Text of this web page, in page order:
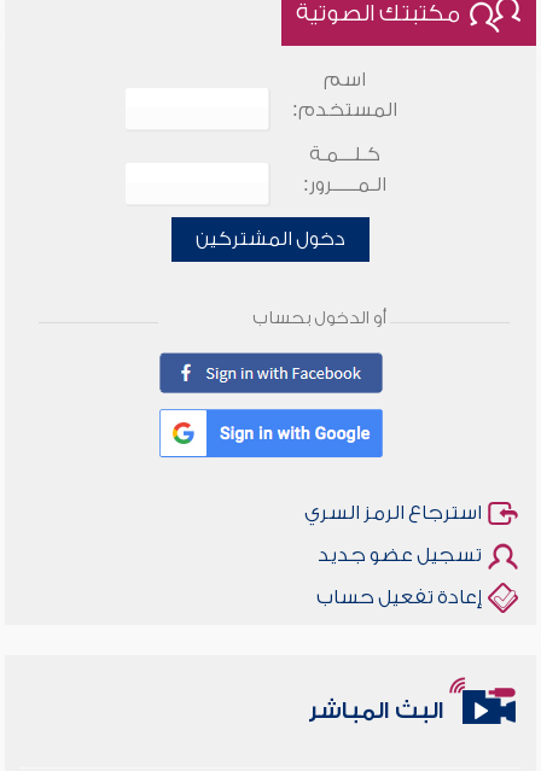
مكتبتك الصوتية
اسم
المستخدم:
كـلـــمـة
الـمـــــرور:
دخول المشتركين
أو الدخول بحساب
استرجاع الرمز السري
تسجيل عضو جديد
إعادة تفعيل حساب
البث المباشر
أخلاقنا أصالة ومعاصرة